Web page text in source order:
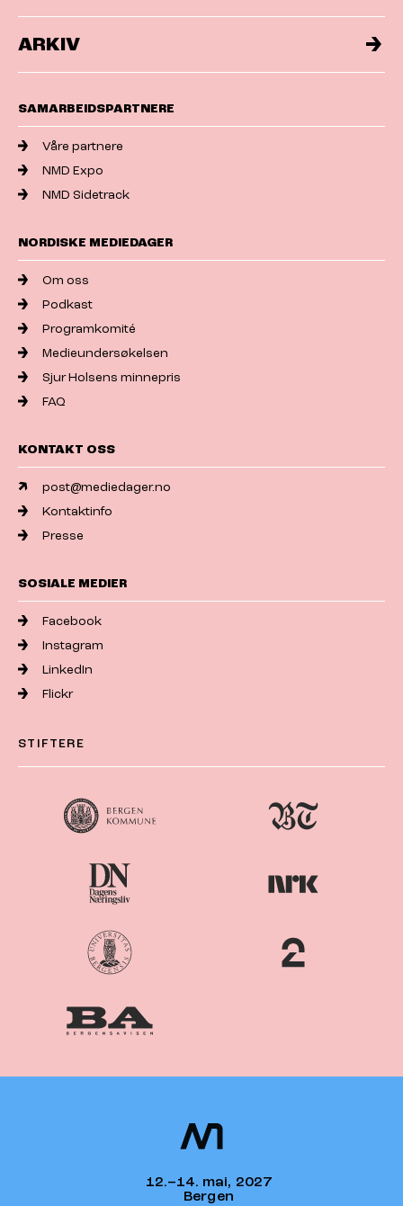
ARKIV
SAMARBEIDSPARTNERE
Våre partnere
NMD Expo
NMD Sidetrack
NORDISKE MEDIEDAGER
Om oss
Podkast
Programkomité
Medieundersøkelsen
Sjur Holsens minnepris
FAQ
KONTAKT OSS
post@mediedager.no
Kontaktinfo
Presse
SOSIALE MEDIER
Facebook
Instagram
LinkedIn
Flickr
STIFTERE
12.–14. mai, 2027
Bergen